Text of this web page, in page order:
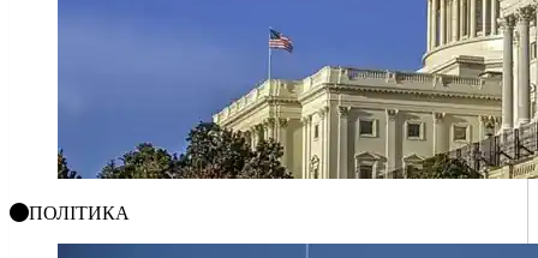
ПОЛІТИКА